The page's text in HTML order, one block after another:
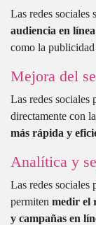
Las redes sociales
audiencia en línea
como la
Mejora del
Las redes sociales
directamente con
más rápida y
Analítica y
Las redes sociales
permiten medir el
y campañas en